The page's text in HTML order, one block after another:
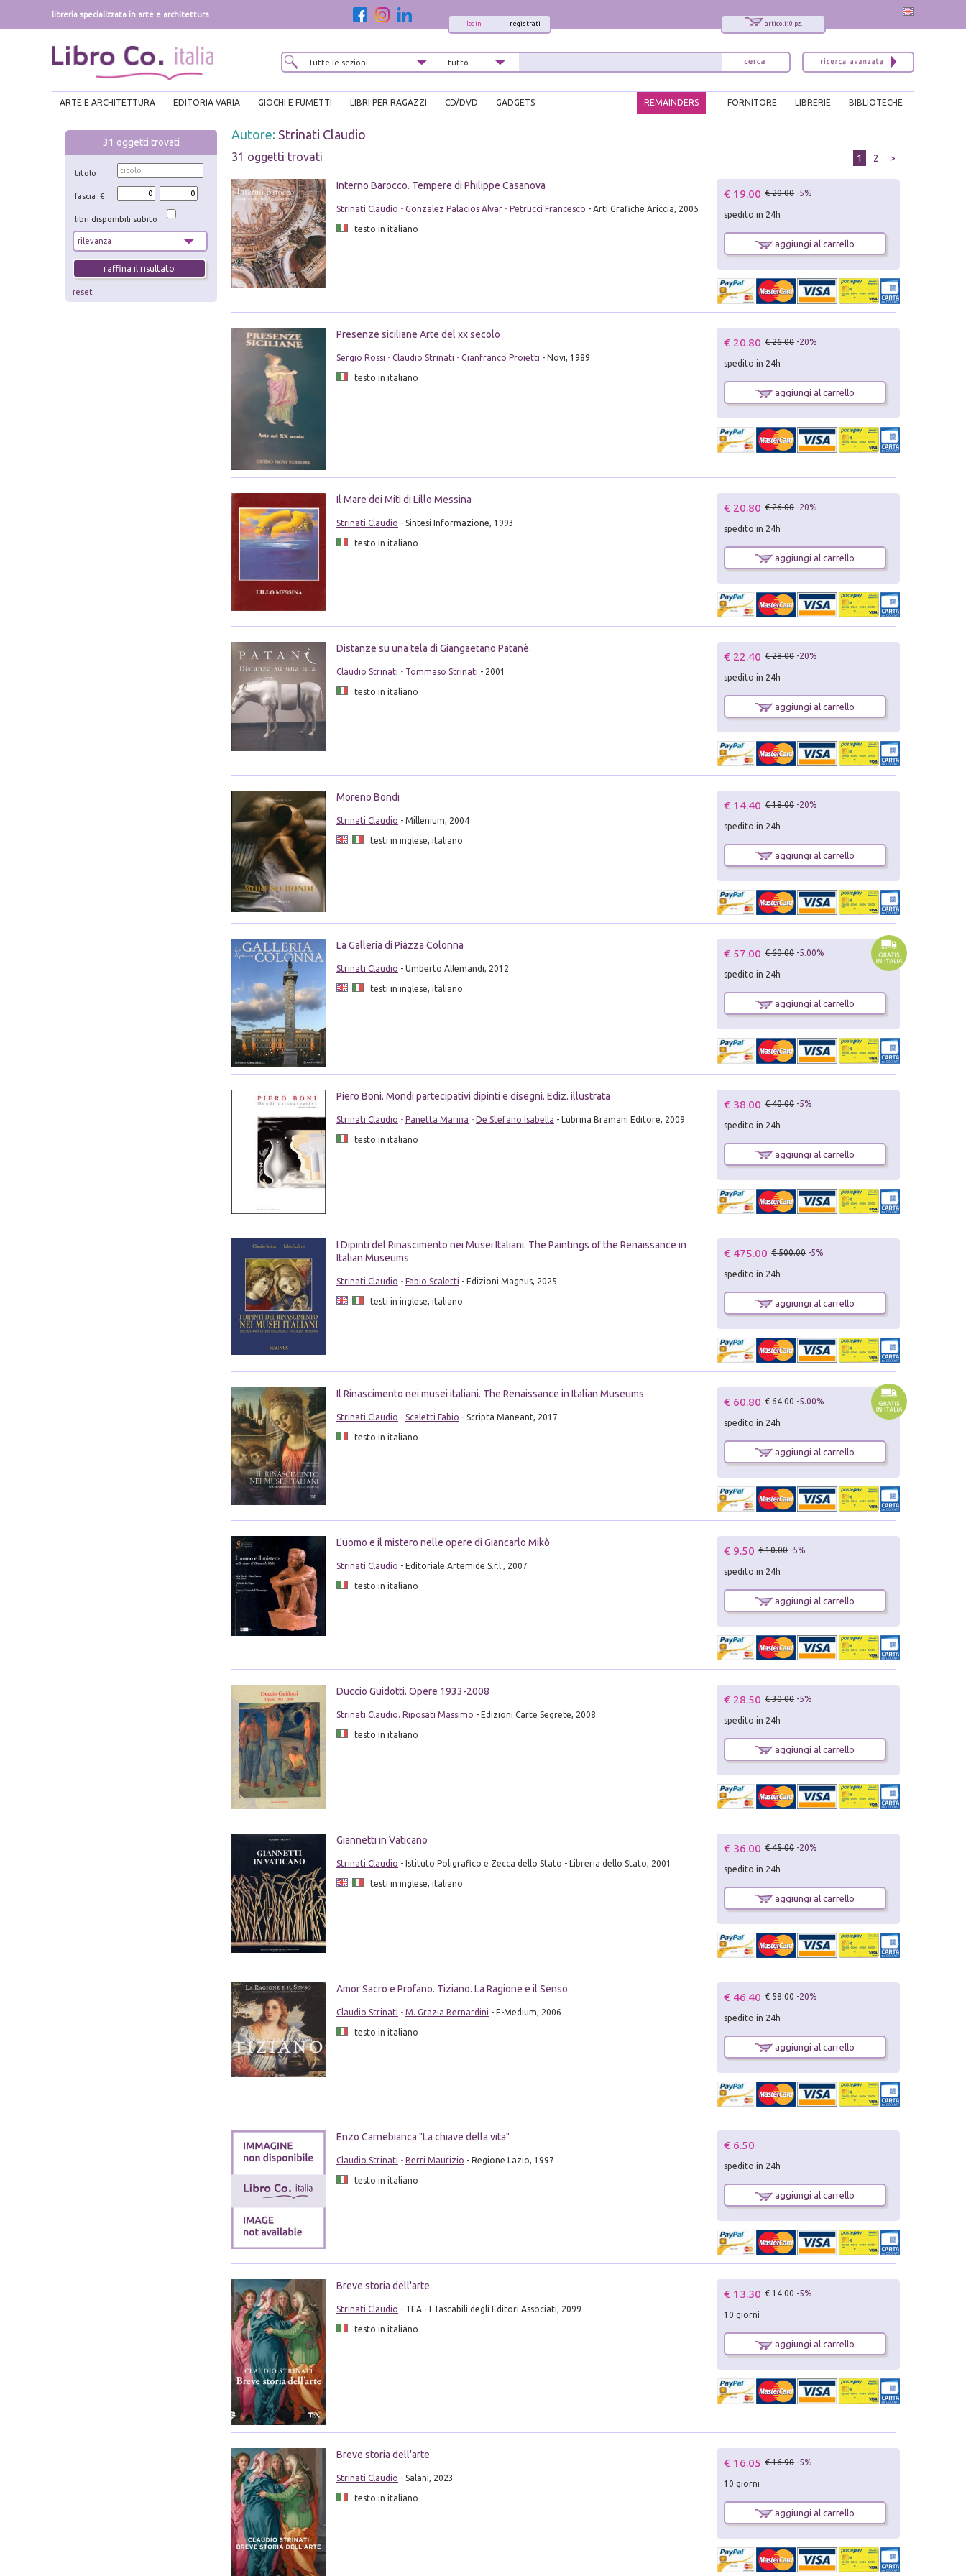
libreria specializzata in arte e architettura
articoli: 0 pz.
registrati
login
ARTE E ARCHITETTURA EDITORIA VARIA GIOCHI E FUMETTI LIBRI PER RAGAZZI CD/DVD GADGETS BIBLIOTECHE
LIBRERIE
FORNITORE
REMAINDERS
31 oggetti trovati
titolo
fascia €
libri disponibili subito
reset
Autore: Strinati Claudio
31 oggetti trovati 1 2 >
Interno Barocco. Tempere di Philippe Casanova
Strinati Claudio - Gonzalez Palacios Alvar- Petrucci Francesco - Arti Grafiche Ariccia, 2005
testo in italiano
€ 19.00 € 20.00 -5%
spedito in 24h
aggiungi al carrello
Presenze siciliane Arte del xx secolo
Sergio Rossi - Claudio Strinati - Gianfranco Proietti - Novi, 1989
testo in italiano
€ 20.80 € 26.00 -20%
spedito in 24h
aggiungi al carrello
Il Mare dei Miti di Lillo Messina
Strinati Claudio - Sintesi Informazione, 1993
testo in italiano
€ 20.80 € 26.00 -20%
spedito in 24h
aggiungi al carrello
Distanze su una tela di Giangaetano Patanè.
Claudio Strinati - Tommaso Strinati - 2001
testo in italiano
€ 22.40 € 28.00 -20%
spedito in 24h
aggiungi al carrello
Moreno Bondi
Strinati Claudio - Millenium, 2004
testi in inglese, italiano
€ 14.40 € 18.00 -20%
spedito in 24h
aggiungi al carrello
La Galleria di Piazza Colonna
Strinati Claudio - Umberto Allemandi, 2012
testi in inglese, italiano
€ 57.00 € 60.00 -5.00%
spedito in 24h
aggiungi al carrello
Piero Boni. Mondi partecipativi dipinti e disegni. Ediz. illustrata
Strinati Claudio - Panetta Marina - De Stefano Isabella - Lubrina Bramani Editore, 2009
testo in italiano
€ 38.00 € 40.00 -5%
spedito in 24h
aggiungi al carrello
I Dipinti del Rinascimento nei Musei Italiani. The Paintings of the Renaissance in
Italian Museums
Strinati Claudio - Fabio Scaletti - Edizioni Magnus, 2025
testi in inglese, italiano
€ 475.00 € 500.00 -5%
spedito in 24h
aggiungi al carrello
Il Rinascimento nei musei italiani. The Renaissance in Italian Museums
Strinati Claudio - Scaletti Fabio - Scripta Maneant, 2017
testo in italiano
€ 60.80 € 64.00 -5.00%
spedito in 24h
aggiungi al carrello
L'uomo e il mistero nelle opere di Giancarlo Mikò
Strinati Claudio - Editoriale Artemide S.r.l., 2007
testo in italiano
€ 9.50 € 10.00 -5%
spedito in 24h
aggiungi al carrello
Duccio Guidotti. Opere 1933-2008
Strinati Claudio. Riposati Massimo - Edizioni Carte Segrete, 2008
testo in italiano
€ 28.50 € 30.00 -5%
spedito in 24h
aggiungi al carrello
Giannetti in Vaticano
Strinati Claudio - Istituto Poligrafico e Zecca dello Stato - Libreria dello Stato, 2001
testi in inglese, italiano
€ 36.00 € 45.00 -20%
spedito in 24h
aggiungi al carrello
Amor Sacro e Profano. Tiziano. La Ragione e il Senso
Claudio Strinati - M. Grazia Bernardini - E-Medium, 2006
testo in italiano
€ 46.40 € 58.00 -20%
spedito in 24h
aggiungi al carrello
Enzo Carnebianca "La chiave della vita"
Claudio Strinati - Berri Maurizio - Regione Lazio, 1997
testo in italiano
€ 6.50
spedito in 24h
aggiungi al carrello
Breve storia dell'arte
Strinati Claudio - TEA - I Tascabili degli Editori Associati, 2099
testo in italiano
€ 13.30 € 14.00 -5%
10 giorni
aggiungi al carrello
Breve storia dell'arte
Strinati Claudio - Salani, 2023
testo in italiano
€ 16.05 € 16.90 -5%
10 giorni
aggiungi al carrello